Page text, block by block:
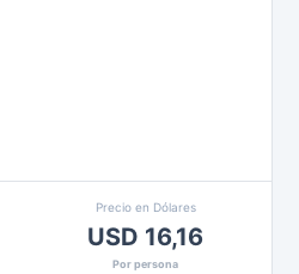
Precio en Dólares
USD 16,16
Por persona